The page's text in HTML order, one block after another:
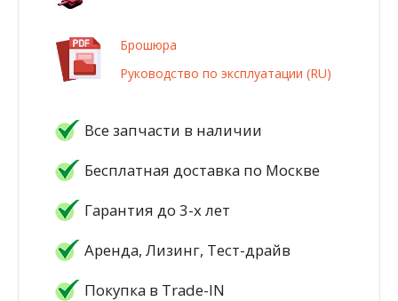
Брошюра
Руководство по эксплуатации (RU)
Все запчасти в наличии
Бесплатная доставка по Москве
Гарантия до 3-х лет
Аренда, Лизинг, Тест-драйв
Покупка в Trade-IN